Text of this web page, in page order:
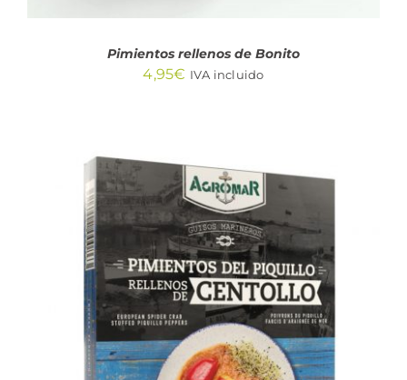
Pimientos rellenos de Bonito
4,95€ IVA incluido
AÑADIR AL CARRITO
/
DETALLES